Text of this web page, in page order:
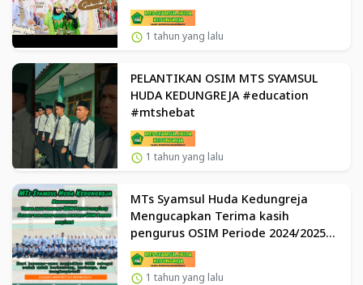
1 tahun yang lalu
PELANTIKAN OSIM MTS SYAMSUL
HUDA KEDUNGREJA #education
#mtshebat
1 tahun yang lalu
MTs Syamsul Huda Kedungreja
Mengucapkan Terima kasih
pengurus OSIM Periode 2024/2025
Selamat dan sukses kepada
pengurus OSIM Periode 2025/2026
1 tahun yang lalu